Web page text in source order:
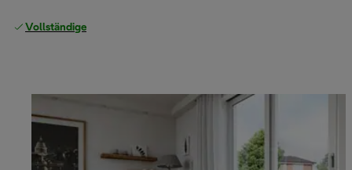
Vollständige Herstellergarantie